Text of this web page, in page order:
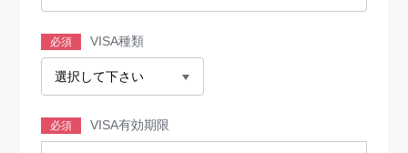
必須 VISA種類
必須 VISA有効期限